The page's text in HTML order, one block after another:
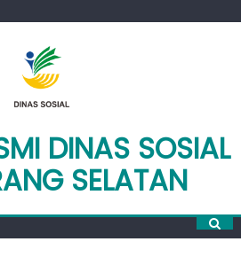
DINAS SOSIAL
SELATAN